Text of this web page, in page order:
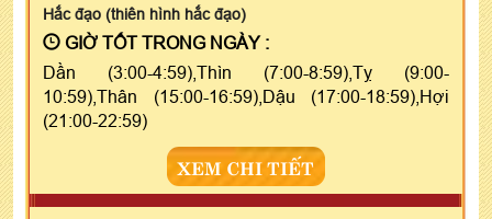
Hắc đạo (thiên hình hắc đạo)
GIỜ TỐT TRONG NGÀY :
Dần (3:00-4:59),Thìn (7:00-8:59),Tỵ (9:00-
10:59),Thân (15:00-16:59),Dậu (17:00-18:59),Hợi
(21:00-22:59)
XEM CHI TIẾT